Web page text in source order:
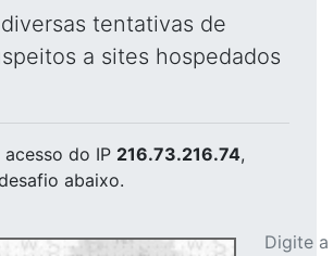
tentativas de
a sites hospedados
do IP 216.73.216.74,
abaixo.
Digite